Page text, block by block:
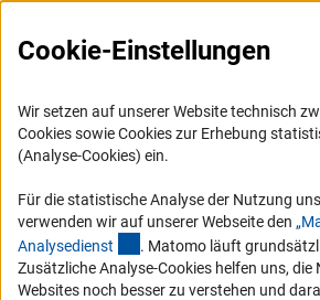
Karriere
RSS-Feeds
Compliance
Vergabeverfahren
Barrierefreiheit
Service und Informationen für Menschen mit
Cookie-Einstellungen
Wir setzen auf unserer Website technisch
Cookies sowie Cookies zur Erhebung
(Analyse-Cookies) ein.
Für die statistische Analyse der Nutzung
verwenden wir auf unserer Webseite den
Analysedienst (externer Link)
. Matomo läuft
Zusätzliche Analyse-Cookies helfen uns, die
Websites noch besser zu verstehen und